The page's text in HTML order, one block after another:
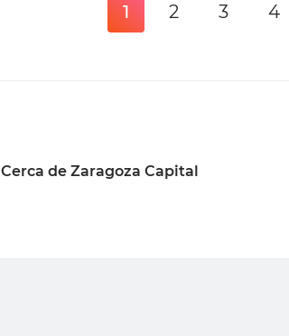
1 2 3 4
Cerca de Zaragoza Capital